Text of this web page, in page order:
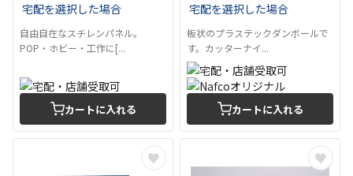
宅配を選択した場合
自由自在なスチレンパネル。
POP・ホビー・工作に[...
カートに入れる
宅配を選択した場合
板状のプラステックダンボールで
す。カッターナイ...
カートに入れる